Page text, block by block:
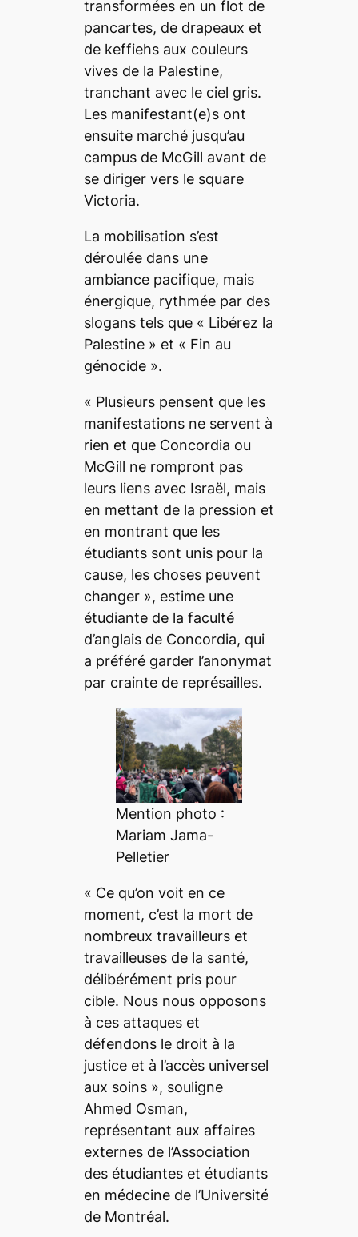
transformées en un flot de
pancartes, de drapeaux et
de keffiehs aux couleurs
vives de la Palestine,
tranchant avec le ciel gris.
Les manifestant(e)s ont
ensuite marché jusqu’au
campus de McGill avant de
se diriger vers le square
Victoria.
La mobilisation s’est
déroulée dans une
ambiance pacifique, mais
énergique, rythmée par des
slogans tels que « Libérez la
Palestine » et « Fin au
génocide ».
« Plusieurs pensent que les
manifestations ne servent à
rien et que Concordia ou
McGill ne rompront pas
leurs liens avec Israël, mais
en mettant de la pression et
en montrant que les
étudiants sont unis pour la
cause, les choses peuvent
changer », estime une
étudiante de la faculté
d’anglais de Concordia, qui
a préféré garder l’anonymat
par crainte de représailles.
Mention photo :
Mariam Jama-
Pelletier
« Ce qu’on voit en ce
moment, c’est la mort de
nombreux travailleurs et
travailleuses de la santé,
délibérément pris pour
cible. Nous nous opposons
à ces attaques et
défendons le droit à la
justice et à l’accès universel
aux soins », souligne
Ahmed Osman,
représentant aux affaires
externes de l’Association
des étudiantes et étudiants
en médecine de l’Université
de Montréal.